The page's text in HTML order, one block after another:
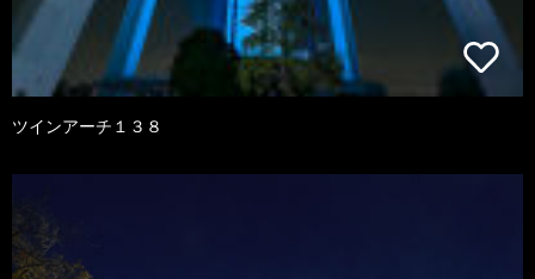
ツインアーチ１３８